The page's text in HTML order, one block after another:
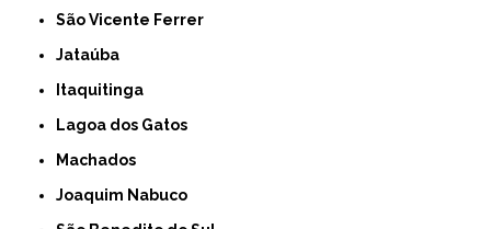
São Vicente Ferrer
Jataúba
Itaquitinga
Lagoa dos Gatos
Machados
Joaquim Nabuco